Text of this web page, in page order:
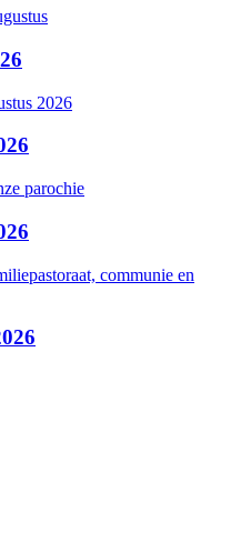
2026
parochie
communie en